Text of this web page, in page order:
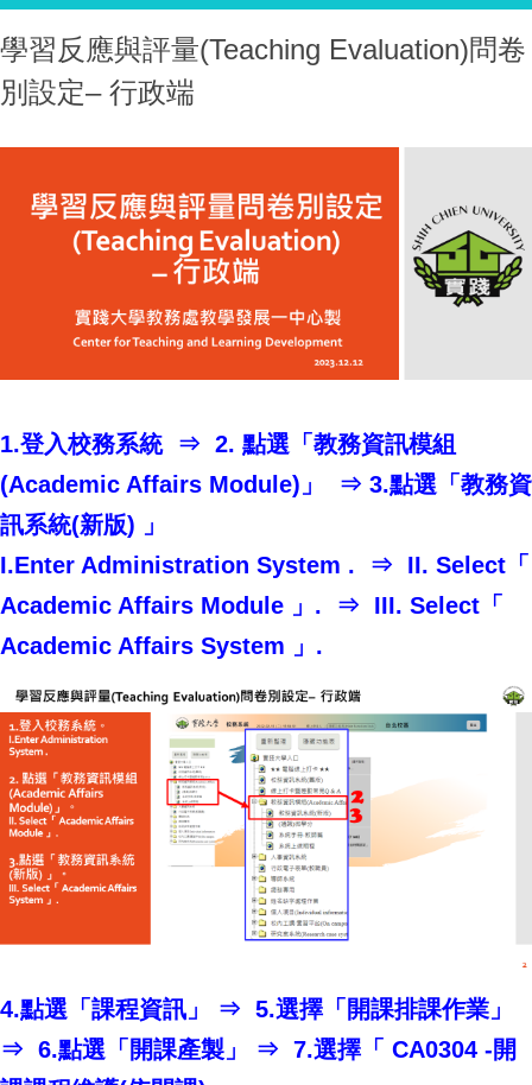
學習反應與評量(Teaching Evaluation)問卷
別設定– 行政端
1.登入校務系統 ⇒ 2. 點選「教務資訊模組
(Academic Affairs Module)」 ⇒ 3.點選「教務資
訊系統(新版) 」
I.Enter Administration System . ⇒ II. Select「
Academic Affairs Module 」. ⇒ III. Select「
Academic Affairs System 」.
4.點選「課程資訊」 ⇒ 5.選擇「開課排課作業」
⇒ 6.點選「開課產製」 ⇒ 7.選擇「 CA0304 -開